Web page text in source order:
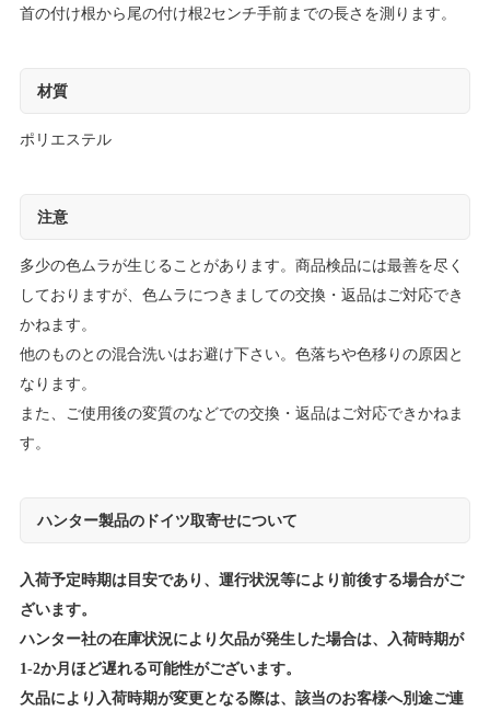
首の付け根から尾の付け根2センチ手前までの長さを測ります。
材質
ポリエステル
注意
多少の色ムラが生じることがあります。商品検品には最善を尽く
しておりますが、色ムラにつきましての交換・返品はご対応でき
かねます。
他のものとの混合洗いはお避け下さい。色落ちや色移りの原因と
なります。
また、ご使用後の変質のなどでの交換・返品はご対応できかねま
す。
ハンター製品のドイツ取寄せについて
入荷予定時期は目安であり、運行状況等により前後する場合がご
ざいます。
ハンター社の在庫状況により欠品が発生した場合は、入荷時期が
1-2か月ほど遅れる可能性がございます。
欠品により入荷時期が変更となる際は、該当のお客様へ別途ご連